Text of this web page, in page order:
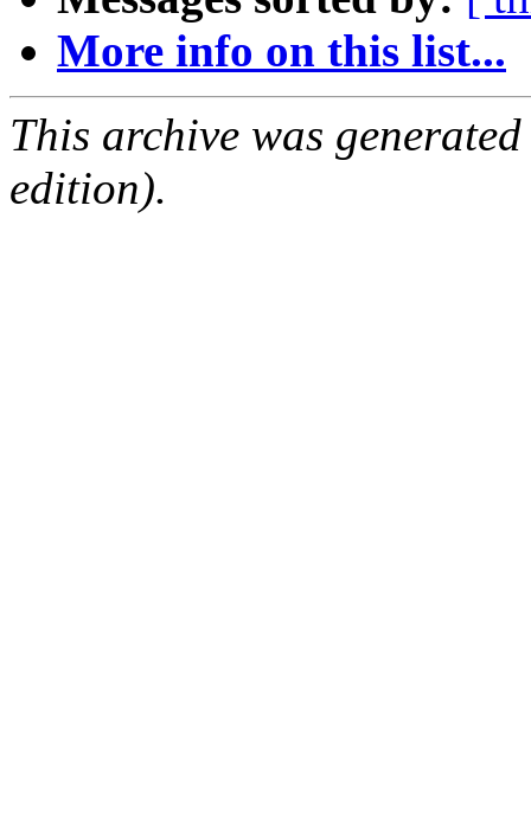
More info on this list...
This archive was
edition).